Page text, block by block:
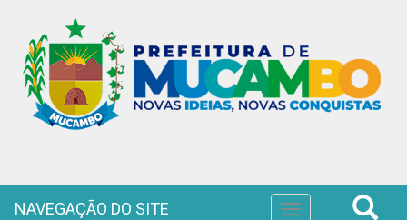
Toggle
NAVEGAÇÃO DO SITE